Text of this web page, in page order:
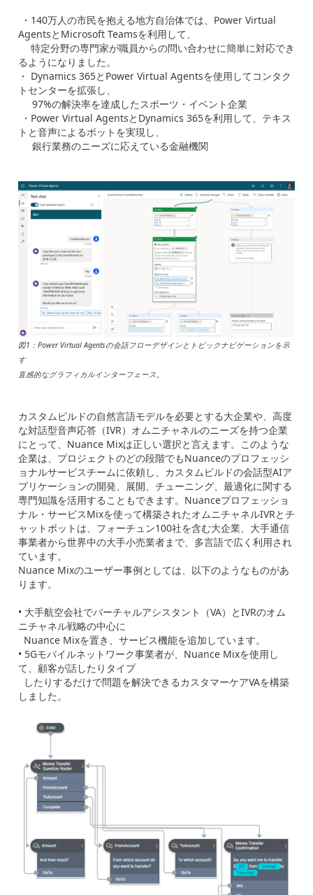
・140万人の市民を抱える地方自治体では、Power Virtual
AgentsとMicrosoft Teamsを利用して、
特定分野の専門家が職員からの問い合わせに簡単に対応でき
るようになりました。
・ Dynamics 365とPower Virtual Agentsを使用してコンタク
トセンターを拡張し、
97%の解決率を達成したスポーツ・イベント企業
・Power Virtual AgentsとDynamics 365を利用して、テキス
トと音声によるボットを実現し、
銀行業務のニーズに応えている金融機関
図1：Power Virtual Agentsの会話フローデザインとトピックナビゲーションを示
す
直感的なグラフィカルインターフェース。
カスタムビルドの自然言語モデルを必要とする大企業や、高度
な対話型音声応答（IVR）オムニチャネルのニーズを持つ企業
にとって、Nuance Mixは正しい選択と言えます。このような
企業は、プロジェクトのどの段階でもNuanceのプロフェッシ
ョナルサービスチームに依頼し、カスタムビルドの会話型AIア
プリケーションの開発、展開、チューニング、最適化に関する
専門知識を活用することもできます。Nuanceプロフェッショ
ナル・サービスMixを使って構築されたオムニチャネルIVRとチ
ャットボットは、フォーチュン100社を含む大企業、大手通信
事業者から世界中の大手小売業者まで、多言語で広く利用され
ています。
Nuance Mixのユーザー事例としては、以下のようなものがあ
ります。
• 大手航空会社でバーチャルアシスタント（VA）とIVRのオム
ニチャネル戦略の中心に
Nuance Mixを置き、サービス機能を追加しています。
• 5Gモバイルネットワーク事業者が、Nuance Mixを使用し
て、顧客が話したりタイプ
したりするだけで問題を解決できるカスタマーケアVAを構築
しました。